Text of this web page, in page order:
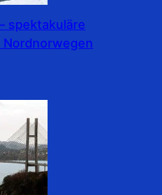
spektakuläre